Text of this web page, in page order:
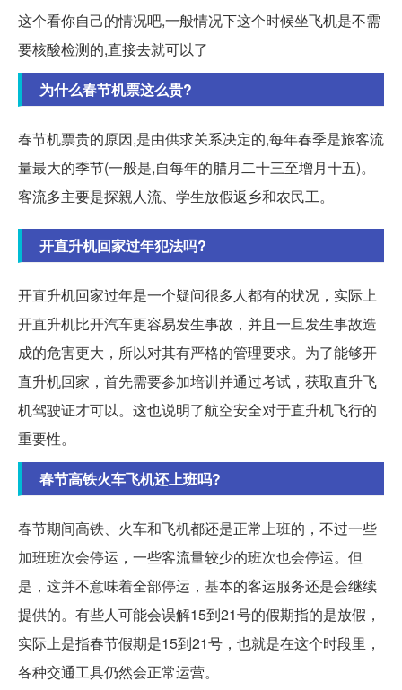
这个看你自己的情况吧,一般情况下这个时候坐飞机是不需
要核酸检测的,直接去就可以了
为什么春节机票这么贵?
春节机票贵的原因,是由供求关系决定的,每年春季是旅客流
量最大的季节(一般是,自每年的腊月二十三至增月十五)。
客流多主要是探親人流、学生放假返乡和农民工。
开直升机回家过年犯法吗?
开直升机回家过年是一个疑问很多人都有的状况，实际上
开直升机比开汽车更容易发生事故，并且一旦发生事故造
成的危害更大，所以对其有严格的管理要求。为了能够开
直升机回家，首先需要参加培训并通过考试，获取直升飞
机驾驶证才可以。这也说明了航空安全对于直升机飞行的
重要性。
春节高铁火车飞机还上班吗?
春节期间高铁、火车和飞机都还是正常上班的，不过一些
加班班次会停运，一些客流量较少的班次也会停运。但
是，这并不意味着全部停运，基本的客运服务还是会继续
提供的。有些人可能会误解15到21号的假期指的是放假，
实际上是指春节假期是15到21号，也就是在这个时段里，
各种交通工具仍然会正常运营。